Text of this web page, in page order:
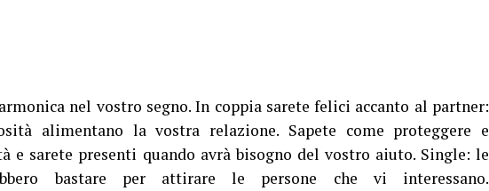
nel vostro segno. In coppia sarete felici accanto al partner:
alimentano la vostra relazione. Sapete come proteggere e
e sarete presenti quando avrà bisogno del vostro aiuto. Single: le
bastare per attirare le persone che vi interessano.